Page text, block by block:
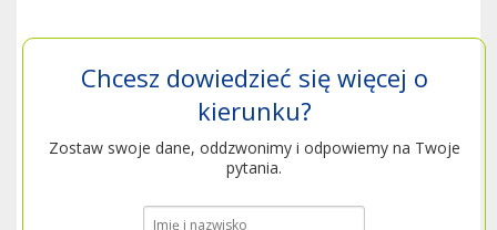
Chcesz dowiedzieć się więcej o
kierunku?
Zostaw swoje dane, oddzwonimy i odpowiemy na Twoje
pytania.